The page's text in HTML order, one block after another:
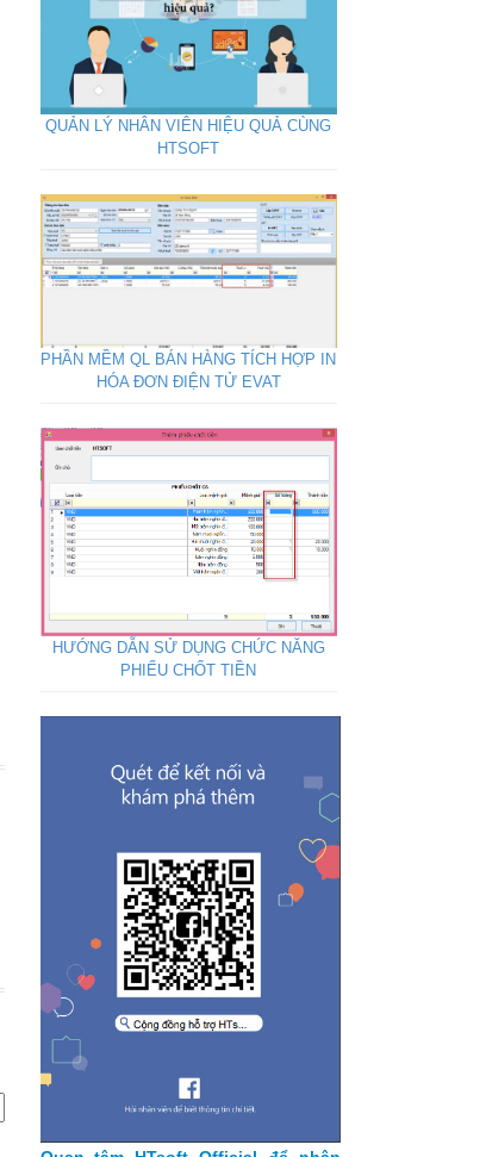
QUẢN LÝ NHÂN VIÊN HIỆU QUẢ CÙNG
HTSOFT
PHẦN MỀM QL BÁN HÀNG TÍCH HỢP IN
HÓA ĐƠN ĐIỆN TỬ EVAT
HƯỚNG DẪN SỬ DỤNG CHỨC NĂNG
PHIẾU CHỐT TIỀN